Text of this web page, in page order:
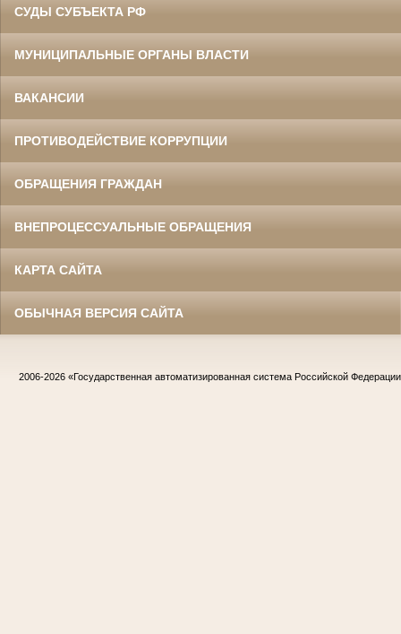
СУДЫ СУБЪЕКТА РФ
МУНИЦИПАЛЬНЫЕ ОРГАНЫ ВЛАСТИ
ВАКАНСИИ
ПРОТИВОДЕЙСТВИЕ КОРРУПЦИИ
ОБРАЩЕНИЯ ГРАЖДАН
ВНЕПРОЦЕССУАЛЬНЫЕ ОБРАЩЕНИЯ
КАРТА САЙТА
ОБЫЧНАЯ ВЕРСИЯ САЙТА
2006-2026 «Государственная автоматизированная система Российской